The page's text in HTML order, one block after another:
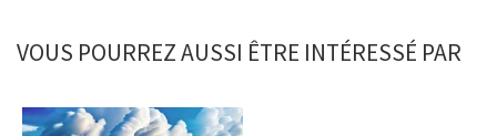
VOUS POURREZ AUSSI ÊTRE INTÉRESSÉ PAR